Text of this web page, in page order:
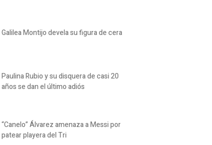
Galilea Montijo devela su figura de cera
Paulina Rubio y su disquera de casi 20
años se dan el último adiós
“Canelo” Álvarez amenaza a Messi por
patear playera del Tri